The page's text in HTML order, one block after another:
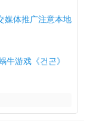
媒体推广注意本地
游戏《건곤》
，三国题材在